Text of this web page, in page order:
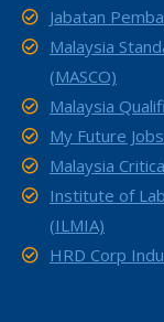
Jabatan
Malaysia
(MASCO)
Malaysia
My Future Jobs
Malaysia
Institute of
(ILMIA)
HRD Corp